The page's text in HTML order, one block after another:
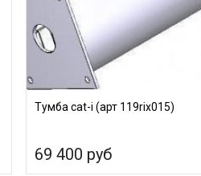
Тумба cat-i (арт 119rix015)
69 400 руб